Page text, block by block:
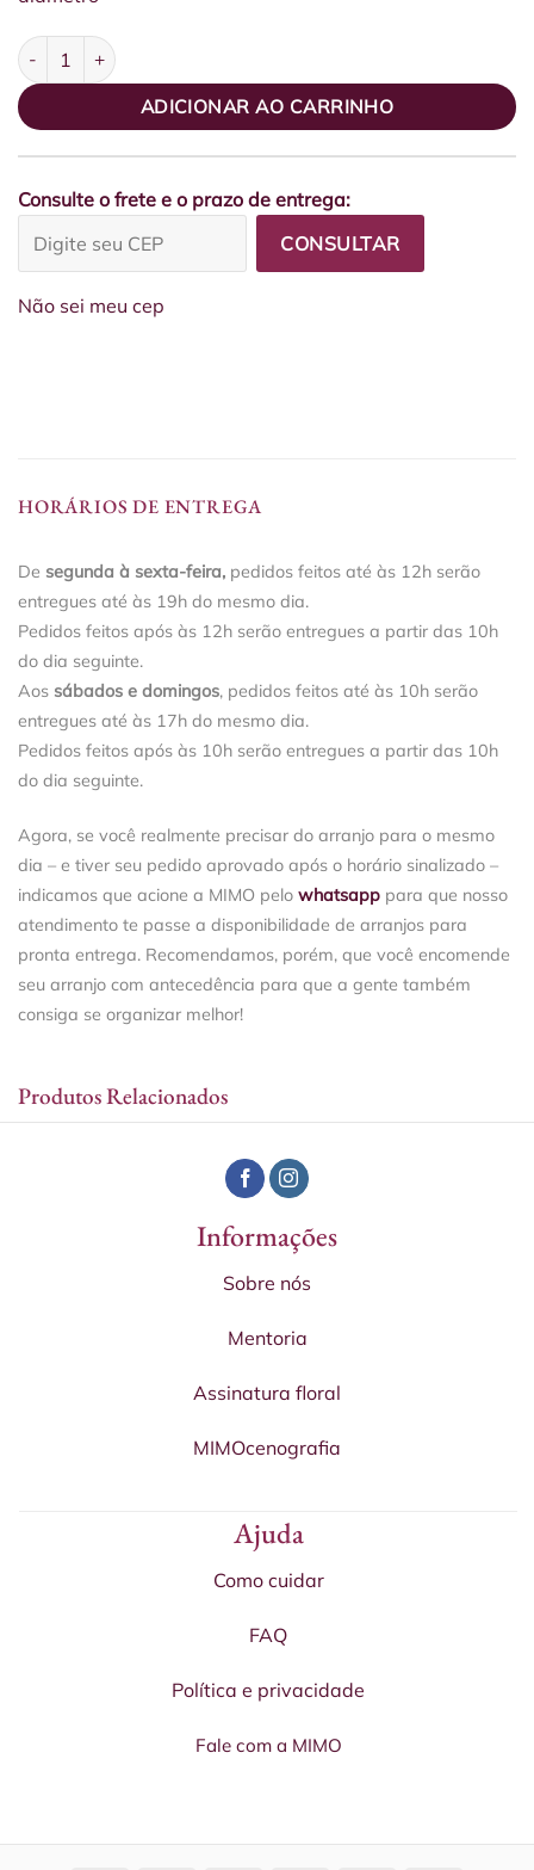
Vaso M Cerâmica Chuva-de-Ouro quantidade
ADICIONAR AO CARRINHO
Consulte o frete e o prazo de entrega:
CONSULTAR
Não sei meu cep
HORÁRIOS DE ENTREGA
De segunda à sexta-feira, pedidos feitos até às 12h serão
entregues até às 19h do mesmo dia.
Pedidos feitos após às 12h serão entregues a partir das 10h
do dia seguinte.
Aos sábados e domingos, pedidos feitos até às 10h serão
entregues até às 17h do mesmo dia.
Pedidos feitos após às 10h serão entregues a partir das 10h
do dia seguinte.
Agora, se você realmente precisar do arranjo para o mesmo
dia – e tiver seu pedido aprovado após o horário sinalizado –
indicamos que acione a MIMO pelo whatsapp para que nosso
atendimento te passe a disponibilidade de arranjos para
pronta entrega. Recomendamos, porém, que você encomende
seu arranjo com antecedência para que a gente também
consiga se organizar melhor!
Produtos Relacionados
Informações
Sobre nós
Mentoria
Assinatura floral
MIMOcenografia
Ajuda
Como cuidar
FAQ
Política e privacidade
Fale com a MIMO